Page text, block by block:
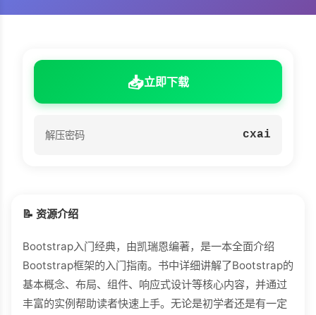
📥立即下载
解压密码 cxai
📝 资源介绍
Bootstrap入门经典，由凯瑞恩编著，是一本全面介绍
Bootstrap框架的入门指南。书中详细讲解了Bootstrap的
基本概念、布局、组件、响应式设计等核心内容，并通过
丰富的实例帮助读者快速上手。无论是初学者还是有一定